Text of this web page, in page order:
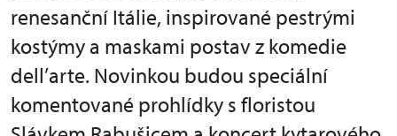
renesanční Itálie, inspirované pestrými
kostýmy a maskami postav z komedie
dell’arte. Novinkou budou speciální
komentované prohlídky s floristou